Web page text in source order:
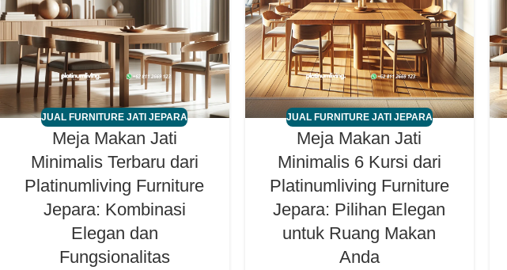
JUAL FURNITURE JATI JEPARA
Meja Makan Jati
Minimalis Terbaru dari
Platinumliving Furniture
Jepara: Kombinasi
Elegan dan
Fungsionalitas
JUAL FURNITURE JATI JEPARA
Meja Makan Jati
Minimalis 6 Kursi dari
Platinumliving Furniture
Jepara: Pilihan Elegan
untuk Ruang Makan
Anda